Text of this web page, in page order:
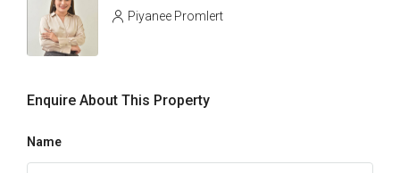
Piyanee Promlert
Enquire About This Property
Name